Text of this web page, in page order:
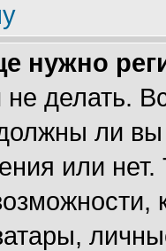
нужно
делать.
ли вы
или